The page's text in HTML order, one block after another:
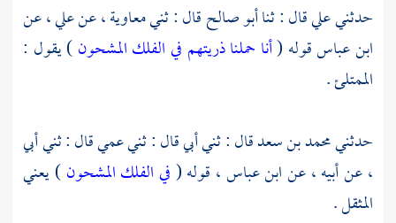
حدثنيعليقال : ثناأبو صالحقال : ثنيمعاوية ،عنعلي ،عن
ابن عباسقوله (أنا حملنا ذريتهم في الفلك المشحون) يقول :
الممتلئ .
حدثنيمحمد بن سعدقال : ثني أبي قال : ثني عمي قال : ثني أبي
، عن أبيه ، عنابن عباس ، قوله (في الفلك المشحون) يعني
المثقل .